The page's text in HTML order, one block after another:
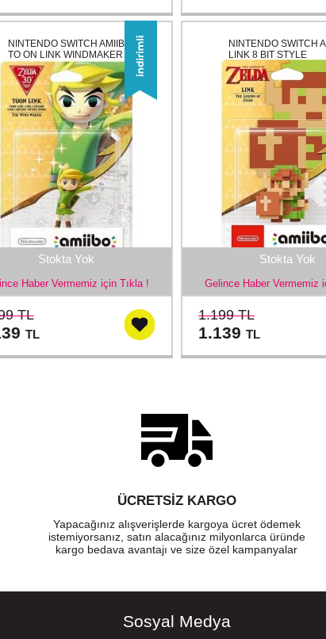
Stokta Yok
Haber Vermemiz için Tıkla !
NINTENDO SWITCH AMIIBO
TO ON LINK WINDMAKER
TL
TL
Stokta Yok
Gelince Haber Vermemiz
NINTENDO SWITCH
LINK 8 BIT STYLE
1.199 TL
1.139 TL
ÜCRETSIZ KARGO
Yapacağınız alışverişlerde kargoya ücret ödemek
istemiyorsanız, satın alacağınız milyonlarca üründe
kargo bedava avantajı ve size özel kampanyalar
Sosyal Medya